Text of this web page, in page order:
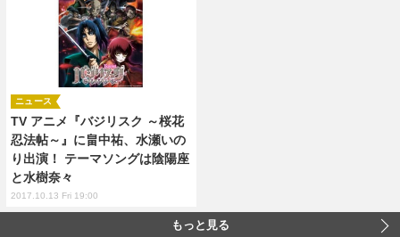
TV アニメ『バジリスク ～桜花
忍法帖～』に畠中祐、水瀬いの
り出演！ テーマソングは陰陽座
と水樹奈々
ニュース
2017.10.13 Fri 19:00
もっと見る